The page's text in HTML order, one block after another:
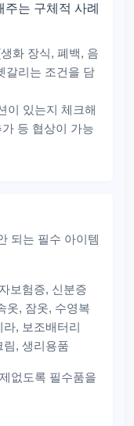
는 구체적 사례
화 장식, 폐백, 음
갈리는 조건을 담
이 있는지 체크해
등 협상이 가능
되는 필수 아이템
보험증, 신분증
옷, 잠옷, 수영복
, 보조배터리
림, 생리용품
없도록 필수품을